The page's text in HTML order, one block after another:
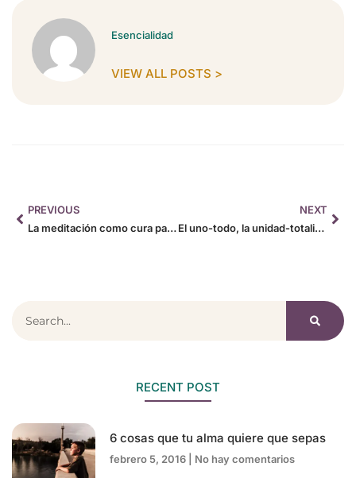
Esencialidad
VIEW ALL POSTS >
PREVIOUS
La meditación como cura para la ansiedad
NEXT
El uno-todo, la unidad-totalidad
RECENT POST
6 cosas que tu alma quiere que sepas
febrero 5, 2016 No hay comentarios